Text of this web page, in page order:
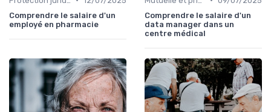
Comprendre le salaire d'un
employé en pharmacie
Comprendre le salaire d'un
data manager dans un
centre médical